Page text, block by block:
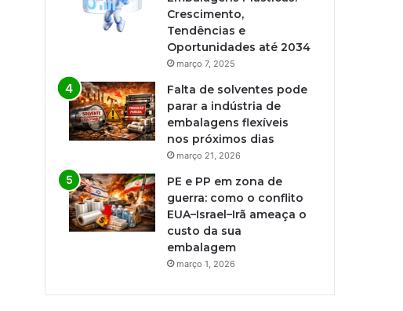
Crescimento,
Tendências e
Oportunidades até 2034
março 7, 2025
Falta de solventes pode
parar a indústria de
embalagens flexíveis
nos próximos dias
março 21, 2026
PE e PP em zona de
guerra: como o conflito
EUA–Israel–Irã ameaça o
custo da sua
embalagem
março 1, 2026